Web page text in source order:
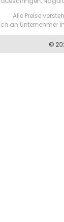
Alle Preise
an Unternehmer
©